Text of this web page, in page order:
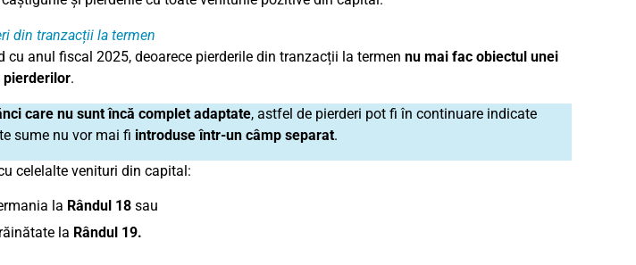
din tranzacții la termen
anul fiscal 2025, deoarece pierderile din tranzacții la termen nu mai fac obiectul unei
pierderilor.
care nu sunt încă complet adaptate, astfel de pierderi pot fi în continuare indicate
sume nu vor mai fi introduse într-un câmp separat.
celelalte venituri din capital:
la Rândul 18sau
la Rândul 19.